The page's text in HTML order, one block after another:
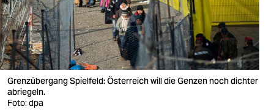
wahrheit
verlag
verlag
veranstaltungen
Grenzübergang Spielfeld: Österreich will die Genzen noch dichter
abriegeln.
Foto: dpa